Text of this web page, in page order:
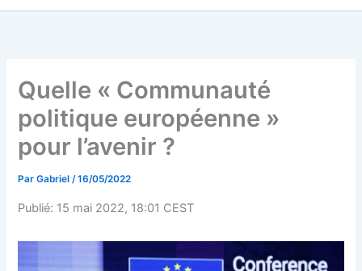
Quelle « Communauté
politique européenne »
pour l’avenir ?
ParGabriel/16/05/2022
Publié: 15 mai 2022, 18:01 CEST